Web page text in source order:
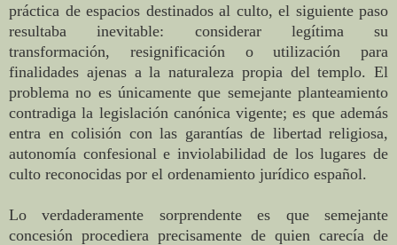
práctica de espacios destinados al culto, el siguiente paso
resultaba inevitable: considerar legítima su
transformación, resignificación o utilización para
finalidades ajenas a la naturaleza propia del templo. El
problema no es únicamente que semejante planteamiento
contradiga la legislación canónica vigente; es que además
entra en colisión con las garantías de libertad religiosa,
autonomía confesional e inviolabilidad de los lugares de
culto reconocidas por el ordenamiento jurídico español.
Lo verdaderamente sorprendente es que semejante
concesión procediera precisamente de quien carecía de